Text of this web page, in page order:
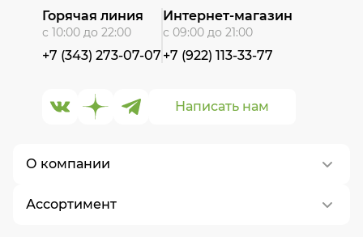
О компании
О нас
Ассортимент
Написать нам
Горячая линия
с 10:00 до 22:00
+7 (343) 273-07-07
Интернет-магазин
с 09:00 до 21:00
+7 (922) 113-33-77